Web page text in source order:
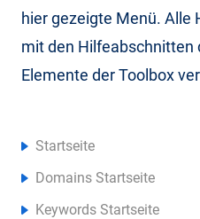
hier gezeigte Menü. Alle
mit den Hilfeabschnitten
Elemente der Toolbox
Startseite
Domains Startseite
Keywords Startseite